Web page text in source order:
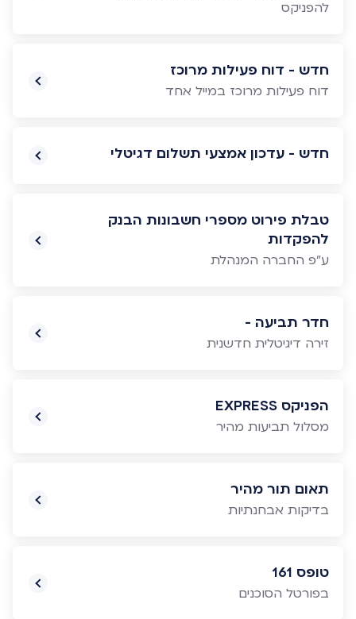
להפניקס
חדש - דוח פעילות מרוכז
דוח פעילות מרוכז במייל אחד
חדש - עדכון אמצעי תשלום דגיטלי
טבלת פירוט מספרי חשבונות הבנק
להפקדות
ע"פ החברה המנהלת
חדר תביעה -
זירה דיגיטלית חדשנית
הפניקס EXPRESS
מסלול תביעות מהיר
תאום תור מהיר
בדיקות אבחנתיות
טופס 161
בפורטל הסוכנים